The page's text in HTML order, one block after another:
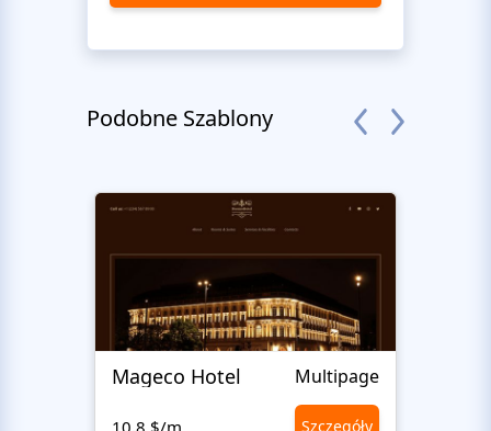
Podobne Szablony
Mageco Hotel Multipage
Szczegóły